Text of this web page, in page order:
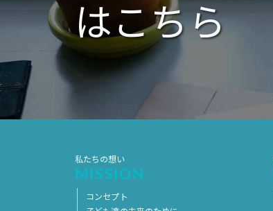
はこちら
私たちの想い
MISSION
コンセプト